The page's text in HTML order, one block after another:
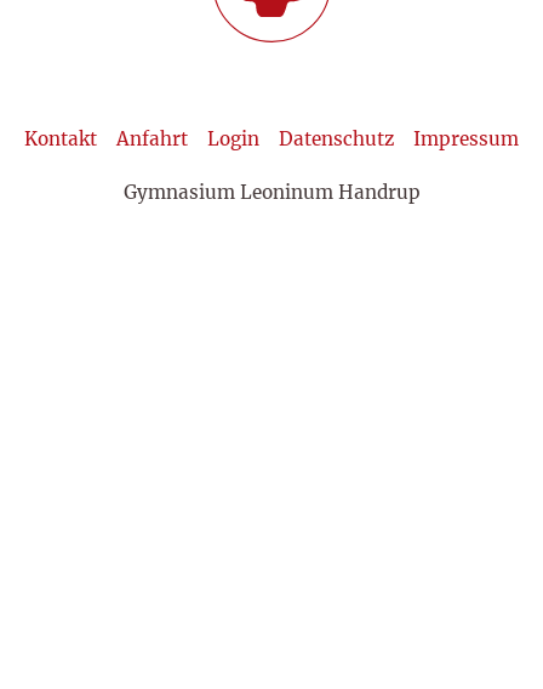
Kontakt Anfahrt Login Datenschutz Impressum
Gymnasium Leoninum Handrup